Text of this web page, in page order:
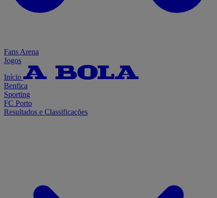
Fans Arena
Jogos
Início
Benfica
Sporting
FC Porto
Resultados e Classificações